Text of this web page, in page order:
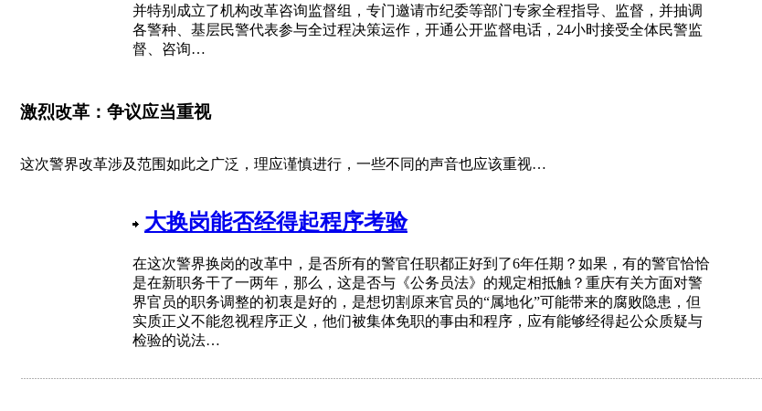
并特别成立了机构改革咨询监督组，专门邀请市纪委等部门专家全程指导、监督，并抽调
各警种、基层民警代表参与全过程决策运作，开通公开监督电话，24小时接受全体民警监
督、咨询…
激烈改革：争议应当重视
这次警界改革涉及范围如此之广泛，理应谨慎进行，一些不同的声音也应该重视…
大换岗能否经得起程序考验
在这次警界换岗的改革中，是否所有的警官任职都正好到了6年任期？如果，有的警官恰恰
是在新职务干了一两年，那么，这是否与《公务员法》的规定相抵触？重庆有关方面对警
界官员的职务调整的初衷是好的，是想切割原来官员的“属地化”可能带来的腐败隐患，但
实质正义不能忽视程序正义，他们被集体免职的事由和程序，应有能够经得起公众质疑与
检验的说法…